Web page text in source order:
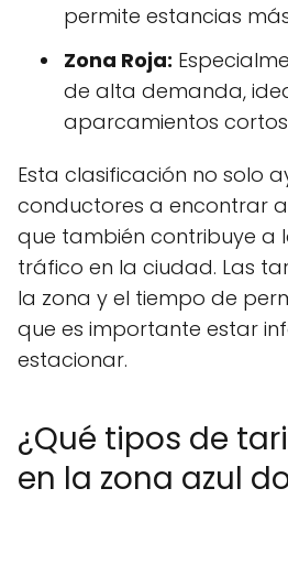
permite estancias
Zona Roja:
de alta demanda,
aparcamientos
Esta clasificación no solo
conductores a encontrar
que también contribuye a
tráfico en la ciudad. Las
la zona y el tiempo de
que es importante estar
estacionar.
¿Qué tipos de
en la zona azul